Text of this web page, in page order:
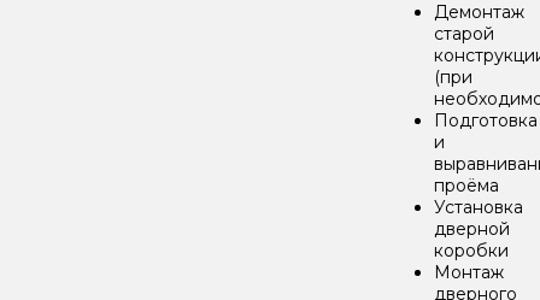
Демонтаж
старой
(при
Подготовка
и
проёма
Установка
дверной
коробки
Монтаж
дверного